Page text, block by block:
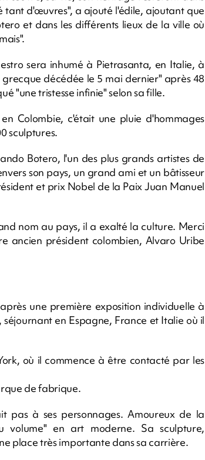
tant d'œuvres", a ajouté l'édile, ajoutant que
et dans les différents lieux de la ville où
sera inhumé à Pietrasanta, en Italie, à
décédée le 5 mai dernier" après 48
"une tristesse infinie" selon sa fille.
Colombie, c'était une pluie d'hommages
sculptures.
Botero, l'un des plus grands artistes de
son pays, un grand ami et un bâtisseur
et prix Nobel de la Paix Juan Manuel
nom au pays, il a exalté la culture. Merci
ancien président colombien, Alvaro Uribe
une première exposition individuelle à
en Espagne, France et Italie où il
où il commence à être contacté par les
de fabrique.
pas à ses personnages. Amoureux de la
volume" en art moderne. Sa sculpture,
place très importante dans sa carrière.